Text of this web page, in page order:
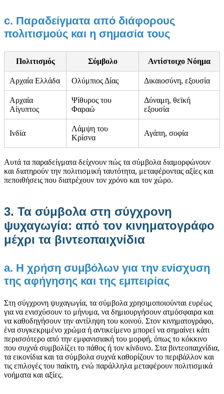
c. Παραδείγματα από διάφορους
πολιτισμούς και η σημασία τους
Πολιτισμός Σύμβολο Αντίστοιχο Νόημα
Αρχαία Ελλάδα Ολύμπιος Δίας Δικαιοσύνη, εξουσία
Αρχαία
Αίγυπτος
Ψίθυρος του
Φαραώ
Δύναμη, θεϊκή
εξουσία
Ινδία
Λάμψη του
Κρίσνα
Αγάπη, σοφία
Αυτά τα παραδείγματα δείχνουν πώς τα σύμβολα διαμορφώνουν
και διατηρούν την πολιτισμική ταυτότητα, μεταφέροντας αξίες και
πεποιθήσεις που διατρέχουν τον χρόνο και τον χώρο.
3. Τα σύμβολα στη σύγχρονη
ψυχαγωγία: από τον κινηματογράφο
μέχρι τα βιντεοπαιχνίδια
a. Η χρήση συμβόλων για την ενίσχυση
της αφήγησης και της εμπειρίας
Στη σύγχρονη ψυχαγωγία, τα σύμβολα χρησιμοποιούνται ευρέως
για να ενισχύσουν το μήνυμα, να δημιουργήσουν ατμόσφαιρα και
να καθοδηγήσουν την αντίληψη του κοινού. Στον κινηματογράφο,
ένα συγκεκριμένο χρώμα ή αντικείμενο μπορεί να σημαίνει κάτι
περισσότερο από την εμφανισιακή του μορφή, όπως το κόκκινο
που συχνά συμβολίζει το πάθος ή τον κίνδυνο. Στα βιντεοπαιχνίδια,
τα εικονίδια και τα σύμβολα συχνά καθορίζουν το περιβάλλον και
τις επιλογές του παίκτη, ενώ παράλληλα μεταφέρουν πολιτισμικά
νοήματα και αξίες.